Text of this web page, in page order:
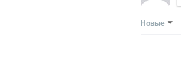
Новые